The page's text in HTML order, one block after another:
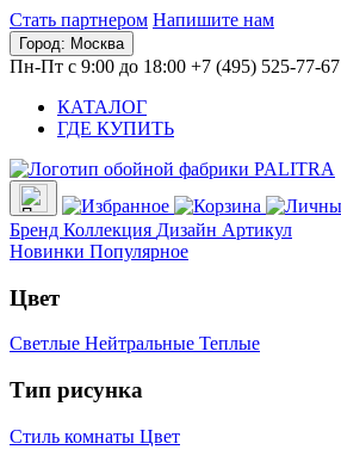
Стать партнером Напишите нам
Город: Москва
Пн-Пт с 9:00 до 18:00 +7 (495) 525-77-67
КАТАЛОГ
ГДЕ КУПИТЬ
Бренд Коллекция Дизайн Артикул
Новинки Популярное
Цвет
Светлые Нейтральные Теплые
Тип рисунка
Стиль комнаты Цвет